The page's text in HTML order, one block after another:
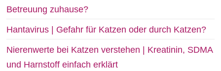
Betreuung zuhause?
Hantavirus | Gefahr für Katzen oder durch Katzen?
Nierenwerte bei Katzen verstehen | Kreatinin, SDMA
und Harnstoff einfach erklärt